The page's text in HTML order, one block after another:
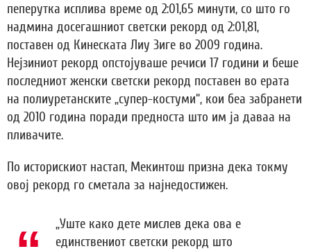
пеперутка исплива време од 2:01,65 минути, со што го
надмина досегашниот светски рекорд од 2:01,81,
поставен од Кинеската Лиу Зиге во 2009 година.
Нејзиниот рекорд опстојуваше речиси 17 години и беше
последниот женски светски рекорд поставен во ерата
на полиуретанските „супер-костуми“, кои беа забранети
од 2010 година поради предноста што им ја даваа на
пливачите.
По историскиот настап, Мекинтош призна дека токму
овој рекорд го сметала за најнедостижен.
„Уште како дете мислев дека ова е
единствениот светски рекорд што